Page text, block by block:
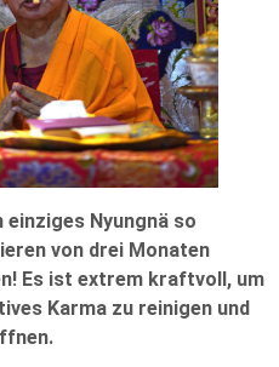
Nyungnä so
von drei Monaten
Es ist extrem kraftvoll, um
Karma zu reinigen und